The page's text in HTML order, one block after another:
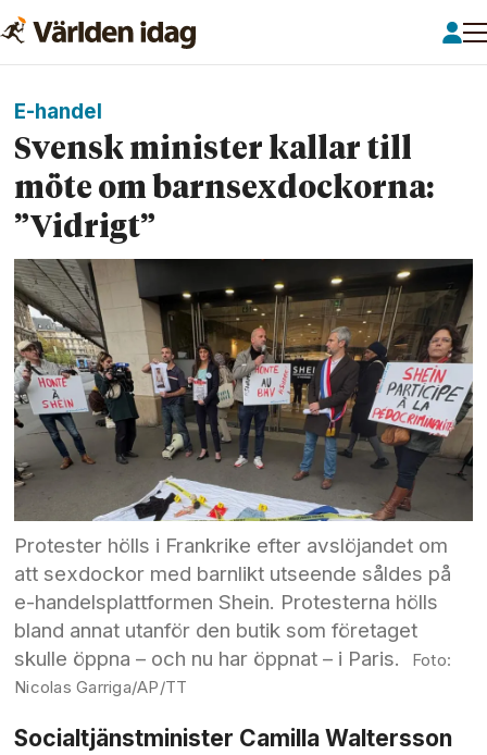
E-handel
Svensk minister kallar till
möte om barn­sexdockorna:
”Vidrigt”
Protester hölls i Frankrike efter avslöjandet om
att sexdockor med barnlikt utseende såldes på
e-handelsplattformen Shein. Protesterna hölls
bland annat utanför den butik som företaget
skulle öppna – och nu har öppnat – i Paris.
Nicolas Garriga/AP/TT
Socialtjänstminister Camilla Waltersson